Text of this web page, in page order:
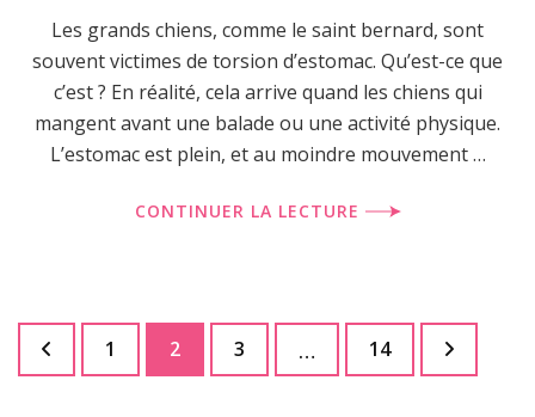
Les grands chiens, comme le saint bernard, sont
souvent victimes de torsion d’estomac. Qu’est-ce que
c’est ? En réalité, cela arrive quand les chiens qui
mangent avant une balade ou une activité physique.
L’estomac est plein, et au moindre mouvement …
CONTINUER LA LECTURE
Navigation
des Page
1 Page
2 Page
3 … Page
14